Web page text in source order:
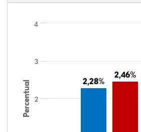
Percentual 2,28%
2,28%
2,46%
2,46%
2
3
4